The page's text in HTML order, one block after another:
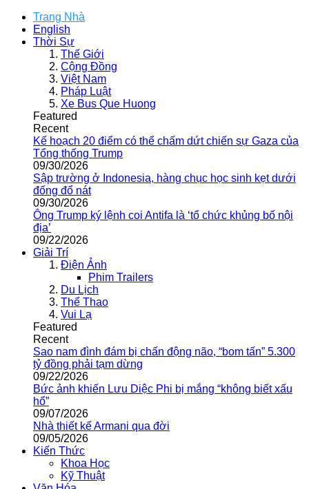
Trang Nhà
English
Thời Sự
Thế Giới
Cộng Đồng
Việt Nam
Pháp Luật
Xe Bus Que Huong
Featured
Recent
Kế hoạch 20 điểm có thể chấm dứt chiến sự Gaza của
Tổng thống Trump
09/30/2026
Sập trường ở Indonesia, hàng chục học sinh kẹt dưới
đống đổ nát
09/30/2026
Ông Trump ký lệnh coi Antifa là ‘tổ chức khủng bố nội
địa’
09/22/2026
Giải Trí
Điện Ảnh
Phim Trailers
Du Lịch
Thể Thao
Vui Lạ
Featured
Recent
Sao nam đình đám bị chấn động não, “bom tấn” 5.300
tỷ đồng phải tạm dừng
09/22/2026
Bức ảnh khiến Lưu Diệc Phi bị mắng “không biết xấu
hổ”
09/07/2026
Nhà thiết kế Armani qua đời
09/05/2026
Kiến Thức
Khoa Học
Kỹ Thuật